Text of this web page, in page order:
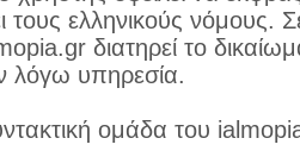
ελληνικούς νόμους.
διατηρεί το
λόγω υπηρεσία.
ομάδα του